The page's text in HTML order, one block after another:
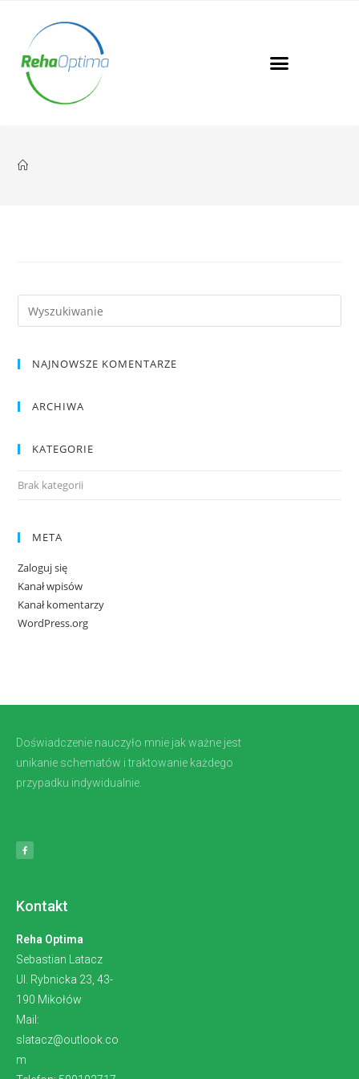
NAJNOWSZE KOMENTARZE
ARCHIWA
KATEGORIE
Brak kategorii
META
Zaloguj się
Kanał wpisów
Kanał komentarzy
WordPress.org
Doświadczenie nauczyło mnie jak ważne jest
unikanie schematów i traktowanie każdego
przypadku indywidualnie.
Kontakt
Reha Optima
Sebastian Latacz
Ul. Rybnicka 23, 43-
190 Mikołów
Mail:
slatacz@outlook.co
m